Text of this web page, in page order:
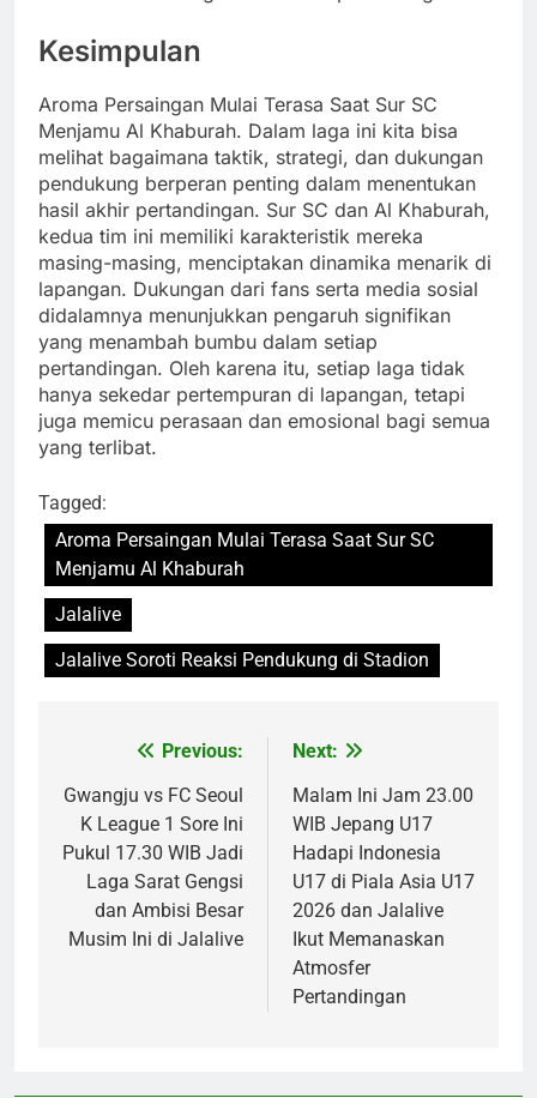
Kesimpulan
Aroma Persaingan Mulai Terasa Saat Sur SC
Menjamu Al Khaburah. Dalam laga ini kita bisa
melihat bagaimana taktik, strategi, dan dukungan
pendukung berperan penting dalam menentukan
hasil akhir pertandingan. Sur SC dan Al Khaburah,
kedua tim ini memiliki karakteristik mereka
masing-masing, menciptakan dinamika menarik di
lapangan. Dukungan dari fans serta media sosial
didalamnya menunjukkan pengaruh signifikan
yang menambah bumbu dalam setiap
pertandingan. Oleh karena itu, setiap laga tidak
hanya sekedar pertempuran di lapangan, tetapi
juga memicu perasaan dan emosional bagi semua
yang terlibat.
Tagged:
Aroma Persaingan Mulai Terasa Saat Sur SC
Menjamu Al Khaburah
Jalalive
Jalalive Soroti Reaksi Pendukung di Stadion
navigation
Previous:
Gwangju vs FC Seoul
K League 1 Sore Ini
Pukul 17.30 WIB Jadi
Laga Sarat Gengsi
dan Ambisi Besar
Musim Ini di Jalalive
Next:
Malam Ini Jam 23.00
WIB Jepang U17
Hadapi Indonesia
U17 di Piala Asia U17
2026 dan Jalalive
Ikut Memanaskan
Atmosfer
Pertandingan